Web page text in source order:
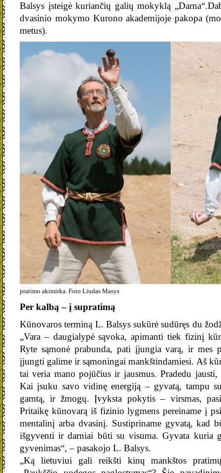
Balsys įsteigė kuriančių galių mokyklą
dvasinio mokymo Kurono akademijoje pakopa
metus).
pratimo akimirka. Foto Liudas Masys
Per kalbą – į supratimą
Kūnovaros terminą L. Balsys sukūrė sudūręs du
„Vara – daugialypė sąvoka, apimanti tiek fizinį
Ryte sąmonė prabunda, pati įjungia varą, ir mes
įjungti galime ir sąmoningai mankštindamiesi. Aš
tai veria mano pojūčius ir jausmus. Pradedu
Kai įsuku savo vidinę energiją – gyvatą, tampu
gamtą, ir žmogų. Įvyksta pokytis – virsmas,
Pritaikę kūnovarą iš fizinio lygmens pereiname į
mentalinį arba dvasinį. Sustipriname gyvatą, kad
išgyventi ir darniai būti su visuma. Gyvata kuria
gyvenimas“, – pasakojo L. Balsys.
„Ką lietuviui gali reikšti kinų mankštos